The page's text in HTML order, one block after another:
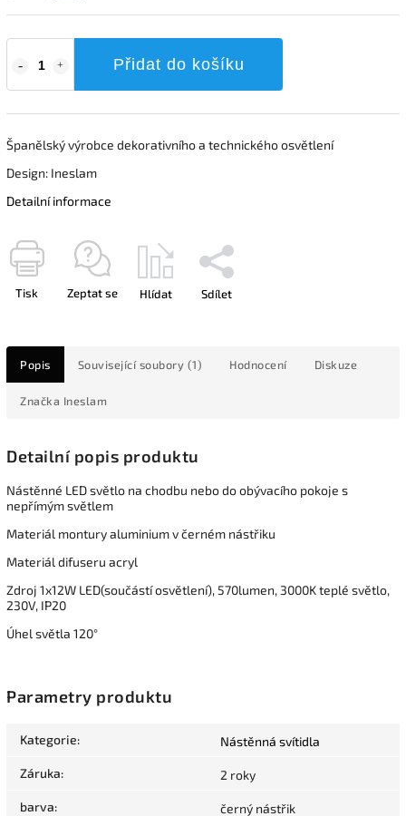
Přidat do košíku
Španělský výrobce dekorativního a technického osvětlení
Design: Ineslam
Detailní informace
Tisk Zeptat se Hlídat Sdílet
Popis Související soubory (1) Hodnocení Diskuze
Značka Ineslam
Detailní popis produktu
Nástěnné LED světlo na chodbu nebo do obývacího pokoje s
nepřímým světlem
Materiál montury aluminium v černém nástřiku
Materiál difuseru acryl
Zdroj 1x12W LED(součástí osvětlení), 570lumen, 3000K teplé světlo,
230V, IP20
Úhel světla 120°
Parametry produktu
Kategorie: Nástěnná svítidla
Záruka: 2 roky
barva: černý nástřik